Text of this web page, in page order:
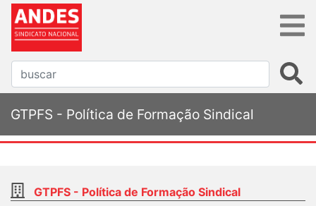
GTPFS - Política de Formação Sindical
GTPFS - Política de Formação Sindical